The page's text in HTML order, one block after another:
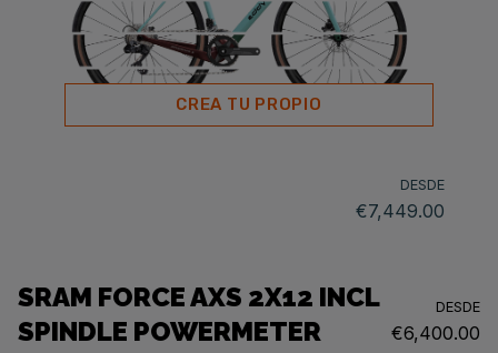
CREA TU PROPIO
DESDE
€7,449.00
SRAM FORCE AXS 2X12 INCL
SPINDLE POWERMETER
DESDE
€6,400.00